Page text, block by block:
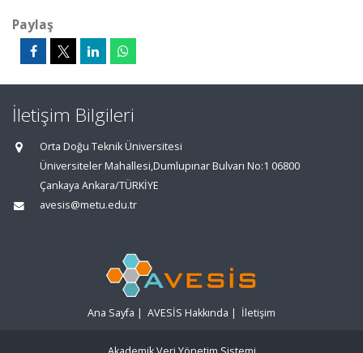
Paylaş
İletişim Bilgileri
Orta Doğu Teknik Üniversitesi
Üniversiteler Mahallesi,Dumlupınar Bulvarı No:1 06800
Çankaya Ankara/TÜRKİYE
avesis@metu.edu.tr
Ana Sayfa | AVESİS Hakkında | İletişim